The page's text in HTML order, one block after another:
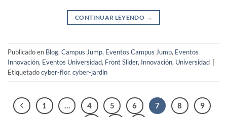
CONTINUAR LEYENDO →
Publicado en Blog, Campus Jump, Eventos Campus Jump, Eventos
Innovación, Eventos Universidad, Front Slider, Innovación, Universidad
Etiquetadocyber-flor, cyber-jardín
1 … 4 5 6 7 8
9